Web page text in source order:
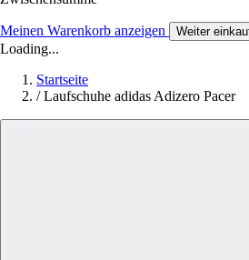
Meinen Warenkorb anzeigen Weiter
Loading...
Startseite
/ Laufschuhe adidas Adizero Pacer